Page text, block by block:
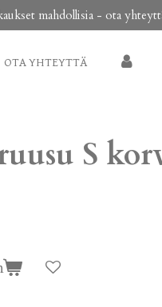
mahdollisia - ota
OTA YHTEYTTÄ
S